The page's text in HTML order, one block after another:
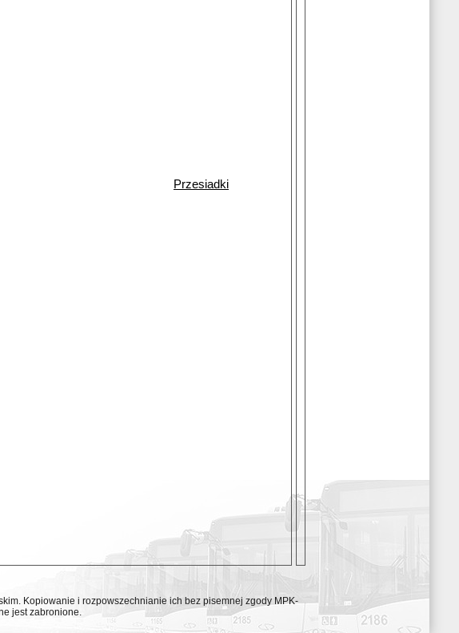
Przesiadki
Kopiowanie i rozpowszechnianie ich bez pisemnej zgody MPK-
jest zabronione.